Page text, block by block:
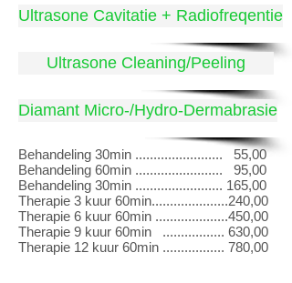
Ultrasone Cavitatie + Radiofreqentie
Ultrasone Cleaning/Peeling
Diamant Micro-/Hydro-Dermabrasie
Behandeling 30min ........................ 55,00
Behandeling 60min ........................ 95,00
Behandeling 30min ........................ 165,00
Therapie 3 kuur 60min.....................240,00
Therapie 6 kuur 60min ....................450,00
Therapie 9 kuur 60min ................. 630,00
Therapie 12 kuur 60min ................. 780,00